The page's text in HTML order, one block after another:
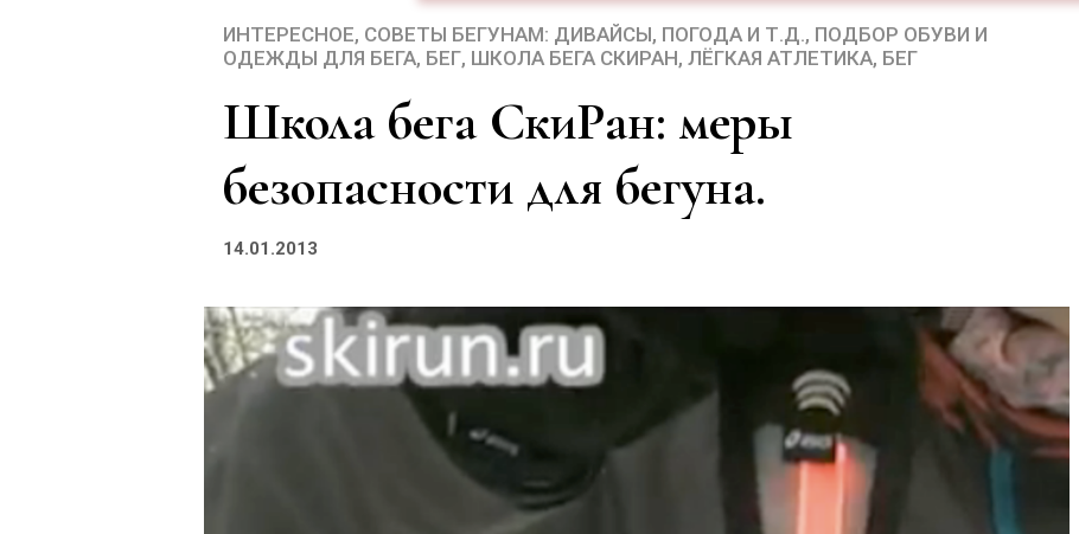
ИНТЕРЕСНОЕ СОВЕТЫ БЕГУНАМ: ДИВАЙСЫ, ПОГОДА И Т.Д. ПОДБОР ОБУВИ И
ОДЕЖДЫ ДЛЯ БЕГА БЕГ ШКОЛА БЕГА СКИРАН ЛЁГКАЯ АТЛЕТИКА БЕГ
Школа бега СкиРан: меры
безопасности для бегуна.
14.01.2013